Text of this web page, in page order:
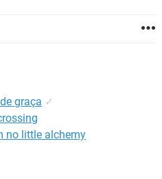
graça ✓
no little alchemy